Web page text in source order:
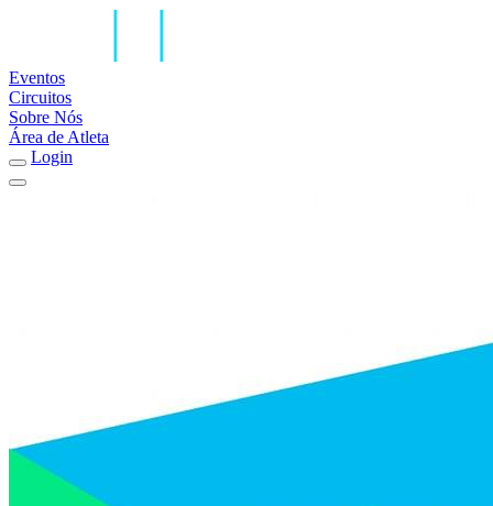
Eventos
Circuitos
Sobre Nós
Área de Atleta
Login